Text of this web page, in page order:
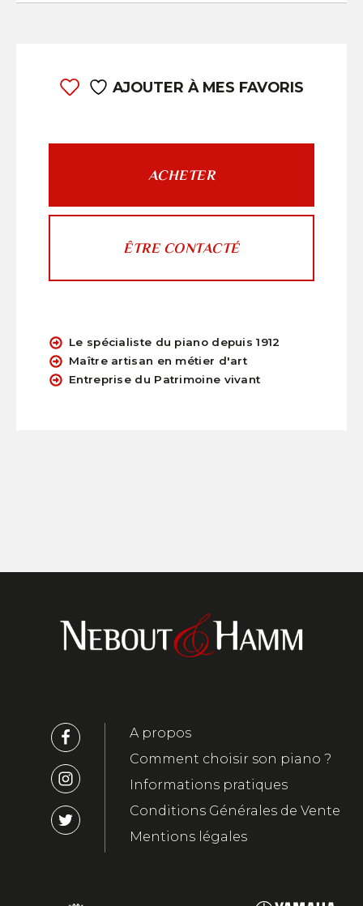
AJOUTER À MES FAVORIS
ACHETER
ÊTRE CONTACTÉ
Le spécialiste du piano depuis 1912
Maître artisan en métier d'art
Entreprise du Patrimoine vivant
A propos
Comment choisir son piano ?
Informations pratiques
Conditions Générales de Vente
Mentions légales